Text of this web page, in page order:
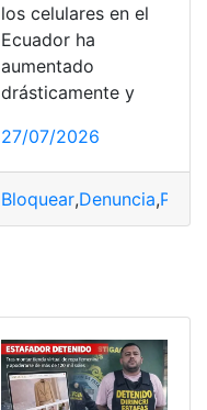
los celulares en el
Ecuador ha
aumentado
drásticamente y
27/07/2026
Bloquear,Denuncia,